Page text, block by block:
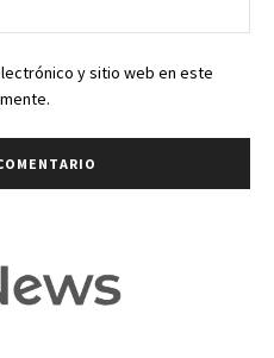
y sitio web en este